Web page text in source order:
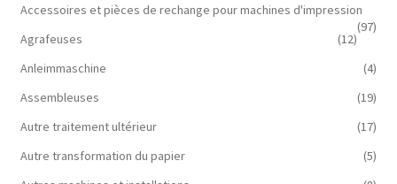
Accessoires et pièces de rechange pour machines d'impression
(97)
Agrafeuses
(12)
Anleimmaschine
(4)
Assembleuses
(19)
Autre traitement ultérieur
(17)
Autre transformation du papier
(5)